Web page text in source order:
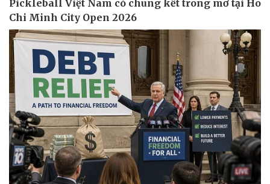
Thể thao
Bóng đá
Lịch thi đấu bóng đá
Thế giới thể thao
eSports
Hậu trường
Ô tô - Xe máy
Ô tô
Xe máy
Tư vấn